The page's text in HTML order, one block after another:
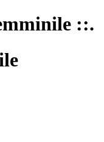
::.